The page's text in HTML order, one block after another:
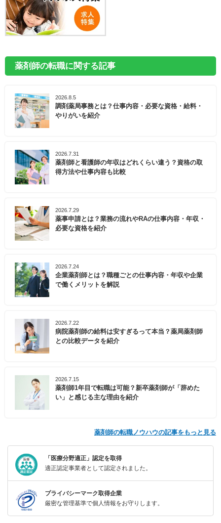
薬剤師の転職に関する記事
2026.8.5
調剤薬局事務とは？仕事内容・必要な資格・給料・
やりがいを紹介
2026.7.31
薬剤師と看護師の年収はどれくらい違う？資格の取
得方法や仕事内容も比較
2026.7.29
薬事申請とは？業務の流れやRAの仕事内容・年収・
必要な資格を紹介
2026.7.24
企業薬剤師とは？職種ごとの仕事内容・年収や企業
で働くメリットを解説
2026.7.22
病院薬剤師の給料は安すぎるって本当？薬局薬剤師
との比較データを紹介
2026.7.15
薬剤師1年目で転職は可能？新卒薬剤師が「辞めた
い」と感じる主な理由を紹介
薬剤師の転職ノウハウの記事をもっと見る
「医療分野適正」認定を取得
適正認定事業者として認定されました。
プライバシーマーク取得企業
厳密な管理基準で個人情報をお守りします。